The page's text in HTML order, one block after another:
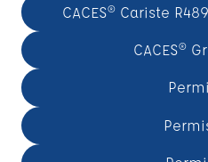
CACES® Cariste
CACES®